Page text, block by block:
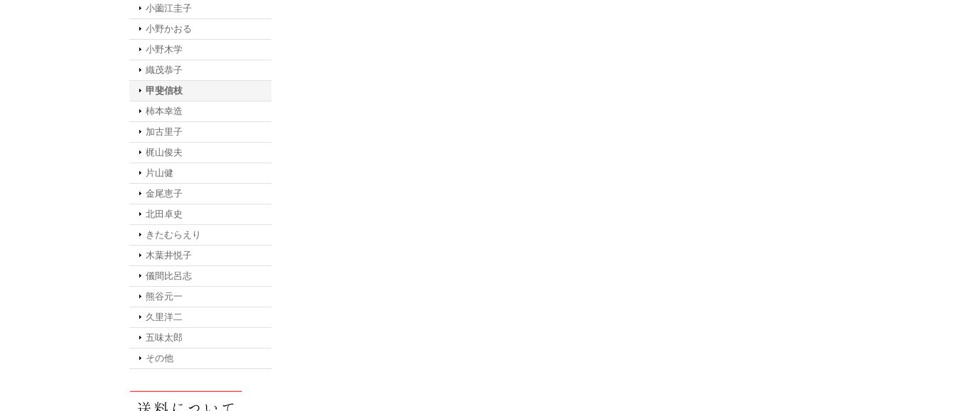
小薗江圭子
小野かおる
小野木学
織茂恭子
甲斐信枝
柿本幸造
加古里子
梶山俊夫
片山健
金尾恵子
北田卓史
きたむらえり
木葉井悦子
儀間比呂志
熊谷元一
久里洋二
五味太郎
その他